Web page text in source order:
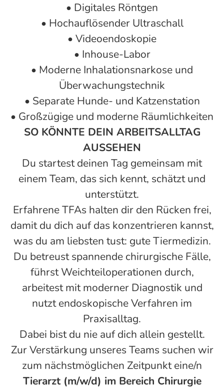
• Digitales Röntgen
• Hochauflösender Ultraschall
• Videoendoskopie
• Inhouse-Labor
• Moderne Inhalationsnarkose und
Überwachungstechnik
• Separate Hunde- und Katzenstation
• Großzügige und moderne Räumlichkeiten
SO KÖNNTE DEIN ARBEITSALLTAG
AUSSEHEN
Du startest deinen Tag gemeinsam mit
einem Team, das sich kennt, schätzt und
unterstützt.
Erfahrene TFAs halten dir den Rücken frei,
damit du dich auf das konzentrieren kannst,
was du am liebsten tust: gute Tiermedizin.
Du betreust spannende chirurgische Fälle,
führst Weichteiloperationen durch,
arbeitest mit moderner Diagnostik und
nutzt endoskopische Verfahren im
Praxisalltag.
Dabei bist du nie auf dich allein gestellt.
Zur Verstärkung unseres Teams suchen wir
zum nächstmöglichen Zeitpunkt eine/n
Tierarzt (m/w/d) im Bereich Chirurgie